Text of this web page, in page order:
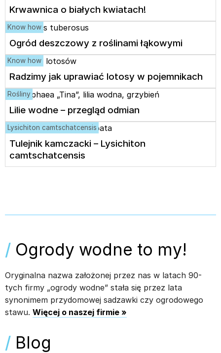
Krwawnica o białych kwiatach!
Know how
Ogród deszczowy z roślinami łąkowymi
Know how
Radzimy jak uprawiać lotosy w pojemnikach
Rośliny
Lilie wodne – przegląd odmian
Lysichiton camtschatcensis
Tulejnik kamczacki – Lysichiton
camtschatcensis
/ Ogrody wodne to my!
Oryginalna nazwa założonej przez nas w latach 90-
tych firmy „ogrody wodne” stała się przez lata
synonimem przydomowej sadzawki czy ogrodowego
stawu. Więcej o naszej firmie »
/ Blog